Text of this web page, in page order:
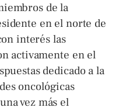
de la
en el norte de
interés las
activamente en el
dedicado a la
oncológicas
vez más el